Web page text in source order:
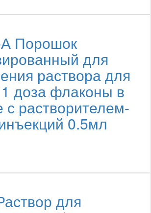
Порошок
для
раствора для
доза флаконы в
с растворителем-
0.5мл
для